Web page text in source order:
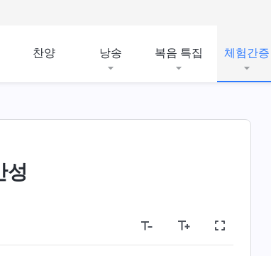
찬양 낭송 복음 특집 체험간증
성